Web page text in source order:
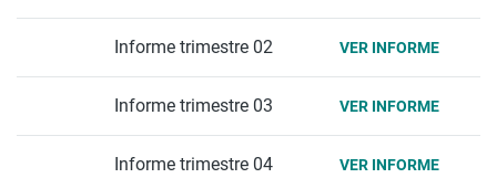
Informe trimestre 02 VER INFORME
Informe trimestre 03 VER INFORME
Informe trimestre 04 VER INFORME